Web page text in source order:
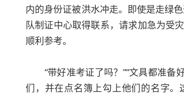
内的身份证被洪水冲走。即使是走绿
队制证中心取得联系，请求加急为受
顺利参考。
“带好准考证了吗？”“文具都准备
们，并在点名簿上勾上他们的名字